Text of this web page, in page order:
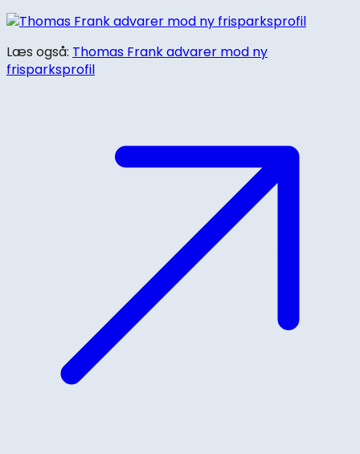
Læs også: Thomas Frank advarer mod ny
frisparksprofil